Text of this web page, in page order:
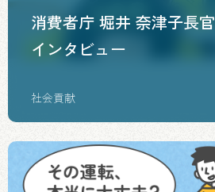
消費者庁 堀井 奈津子長官
インタビュー
社会貢献